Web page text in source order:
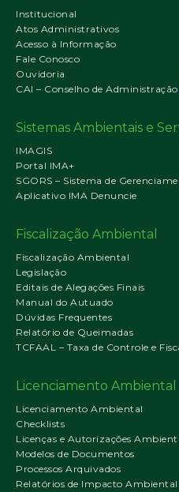
Institucional
Atos Administrativos
Acesso à Informação
Fale Conosco
Ouvidoria
CAI – Conselho de
Sistemas Ambientais e
IMAGIS
Portal IMA+
SGORS – Sistema de
Aplicativo IMA Denuncie
Fiscalização Ambiental
Fiscalização Ambiental
Legislação
Editais de Alegações Finais
Manual do Autuado
Dúvidas Frequentes
Relatório de Queimadas
TCFAAL – Taxa de Controle e
Licenciamento Ambiental
Licenciamento Ambiental
Checklists
Licenças e Autorizações
Modelos de Documentos
Processos Arquivados
Relatórios de Impacto Ambiental